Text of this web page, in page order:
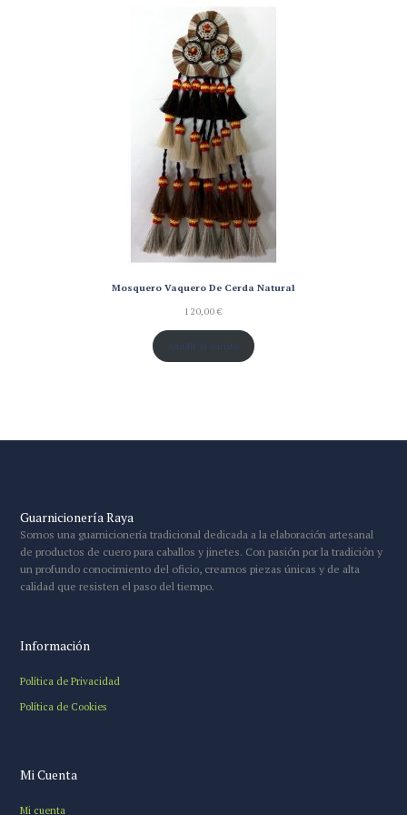
Mosquero Vaquero De Cerda Natural
120,00€
Añadir al carrito
Guarnicionería Raya
Somos una guarnicionería tradicional dedicada a la elaboración artesanal
de productos de cuero para caballos y jinetes. Con pasión por la tradición y
un profundo conocimiento del oficio, creamos piezas únicas y de alta
calidad que resisten el paso del tiempo.
Información
Política de Privacidad
Política de Cookies
Mi Cuenta
Mi cuenta